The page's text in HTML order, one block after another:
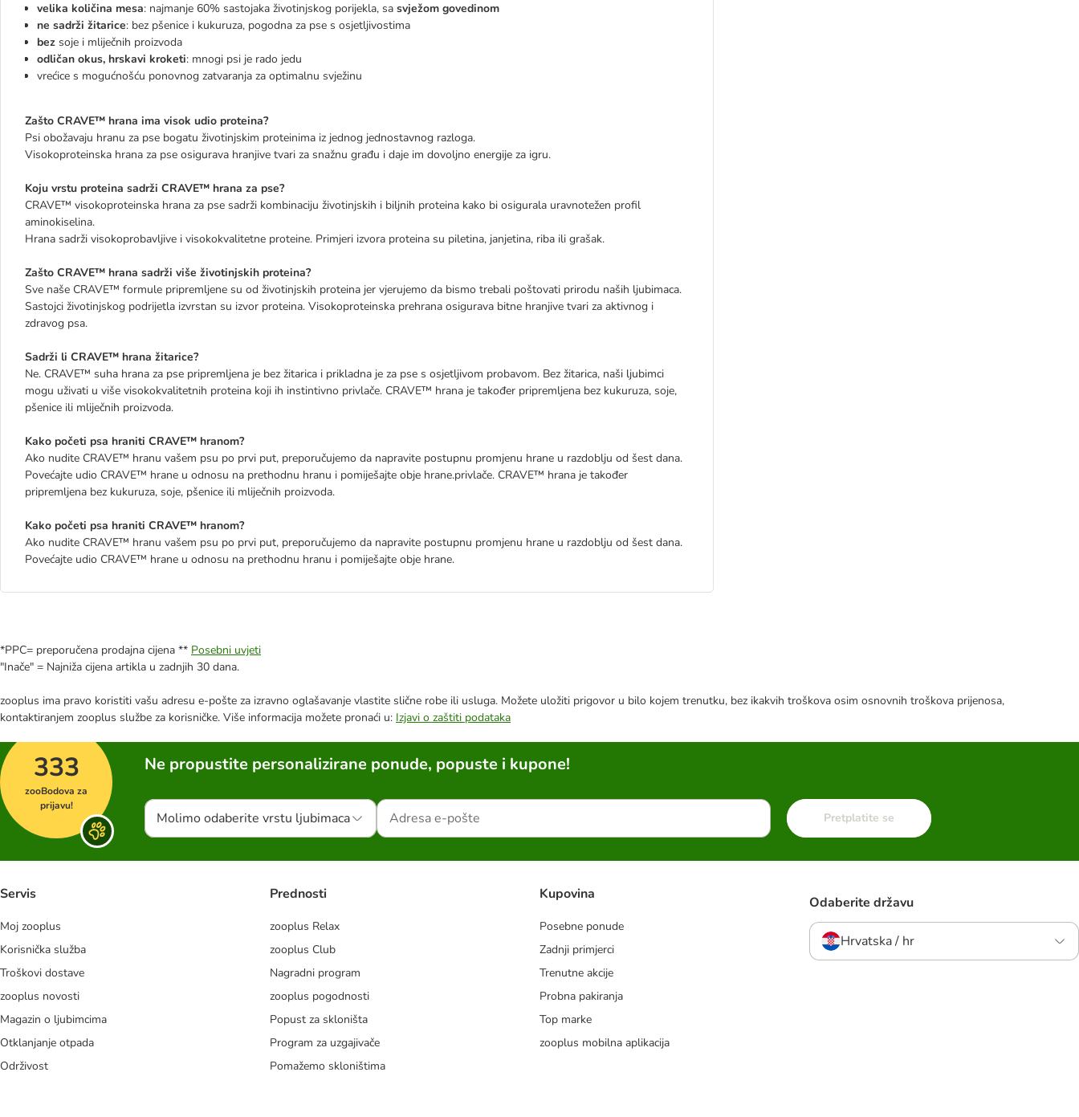
velika količina mesa: najmanje 60% sastojaka životinjskog porijekla, sa svježom govedinom
ne sadrži žitarice: bez pšenice i kukuruza, pogodna za pse s osjetljivostima
bez soje i mliječnih proizvoda
odličan okus, hrskavi kroketi: mnogi psi je rado jedu
vrećice s mogućnošću ponovnog zatvaranja za optimalnu svježinu
Zašto CRAVE™ hrana ima visok udio proteina?
Psi obožavaju hranu za pse bogatu životinjskim proteinima iz jednog jednostavnog razloga.
Visokoproteinska hrana za pse osigurava hranjive tvari za snažnu građu i daje im dovoljno energije za igru.
Koju vrstu proteina sadrži CRAVE™ hrana za pse?
CRAVE™ visokoproteinska hrana za pse sadrži kombinaciju životinjskih i biljnih proteina kako bi osigurala uravnotežen profil
aminokiselina.
Hrana sadrži visokoprobavljive i visokokvalitetne proteine. Primjeri izvora proteina su piletina, janjetina, riba ili grašak.
Zašto CRAVE™ hrana sadrži više životinjskih proteina?
Sve naše CRAVE™ formule pripremljene su od životinjskih proteina jer vjerujemo da bismo trebali poštovati ​​prirodu naših ljubimaca.
Sastojci životinjskog podrijetla izvrstan su izvor proteina. Visokoproteinska prehrana osigurava bitne hranjive tvari za aktivnog i
zdravog psa.
Sadrži li CRAVE™ hrana žitarice?
Ne. CRAVE™ suha hrana za pse pripremljena je bez žitarica i prikladna je za pse s osjetljivom probavom. Bez žitarica, naši ljubimci
mogu uživati ​​u više visokokvalitetnih proteina koji ih instintivno privlače. CRAVE™ hrana je također pripremljena bez kukuruza, soje,
pšenice ili mliječnih proizvoda.
Kako početi psa hraniti CRAVE™ hranom?
Ako nudite CRAVE™ hranu vašem psu po prvi put, preporučujemo da napravite postupnu promjenu hrane u razdoblju od šest dana.
Povećajte udio CRAVE™ hrane u odnosu na prethodnu hranu i pomiješajte obje hrane.privlače. CRAVE™ hrana je također
pripremljena bez kukuruza, soje, pšenice ili mliječnih proizvoda.
Kako početi psa hraniti CRAVE™ hranom?
Ako nudite CRAVE™ hranu vašem psu po prvi put, preporučujemo da napravite postupnu promjenu hrane u razdoblju od šest dana.
Povećajte udio CRAVE™ hrane u odnosu na prethodnu hranu i pomiješajte obje hrane.
*PPC= preporučena prodajna cijena ** Posebni uvjeti
"Inače" = Najniža cijena artikla u zadnjih 30 dana.
zooplus ima pravo koristiti vašu adresu e-pošte za izravno oglašavanje vlastite slične robe ili usluga. Možete uložiti prigovor u bilo kojem trenutku, bez ikakvih troškova osim osnovnih troškova prijenosa,
kontaktiranjem zooplus službe za korisničke. Više informacija možete pronaći u: Izjavi o zaštiti podataka
333
zooBodova za
prijavu!
Ne propustite personalizirane ponude, popuste i kupone!
Molimo odaberite vrstu ljubimaca Pretplatite se
Servis
Moj zooplus
Korisnička služba
Troškovi dostave
zooplus novosti
Magazin o ljubimcima
Otklanjanje otpada
Održivost
Prednosti
zooplus Relax
zooplus Club
Nagradni program
zooplus pogodnosti
Popust za skloništa
Program za uzgajivače
Pomažemo skloništima
Kupovina
Posebne ponude
Zadnji primjerci
Trenutne akcije
Probna pakiranja
Top marke
zooplus mobilna aplikacija
Odaberite državu
Hrvatska / hr